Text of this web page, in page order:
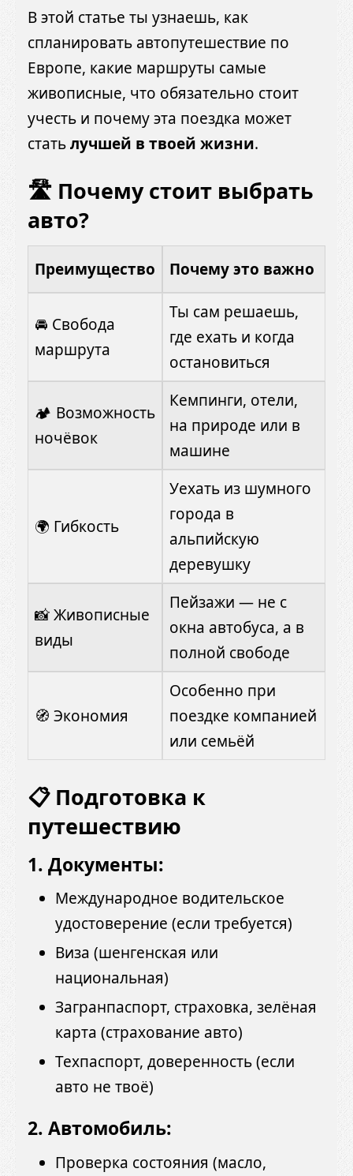
В этой статье ты узнаешь, как
спланировать автопутешествие по
Европе, какие маршруты самые
живописные, что обязательно стоит
учесть и почему эта поездка может
статьлучшей в твоей жизни.
🛣 Почему стоит выбрать
авто?
Преимущество Почему это важно
🚘 Свобода
маршрута
Ты сам решаешь,
где ехать и когда
остановиться
🏕 Возможность
ночёвок
Кемпинги, отели,
на природе или в
машине
🌍 Гибкость
Уехать из шумного
города в
альпийскую
деревушку
📸 Живописные
виды
Пейзажи — не с
окна автобуса, а в
полной свободе
🧭 Экономия
Особенно при
поездке компанией
или семьёй
📋 Подготовка к
путешествию
1. Документы:
Международное водительское
удостоверение (если требуется)
Виза (шенгенская или
национальная)
Загранпаспорт, страховка, зелёная
карта (страхование авто)
Техпаспорт, доверенность (если
авто не твоё)
2. Автомобиль:
Проверка состояния (масло,